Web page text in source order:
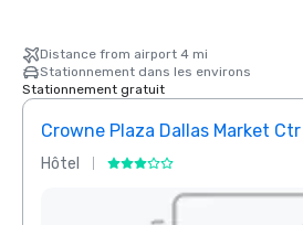
Distance from airport 4 mi
Stationnement dans les environs
Stationnement gratuit
Crowne Plaza Dallas Market
Hôtel